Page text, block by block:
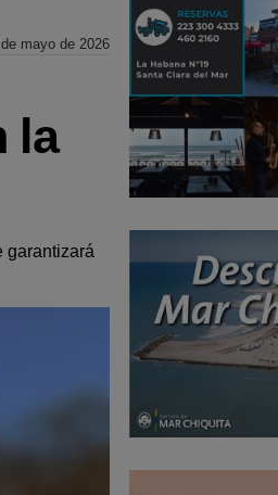
mayo de 2026
la
garantizará